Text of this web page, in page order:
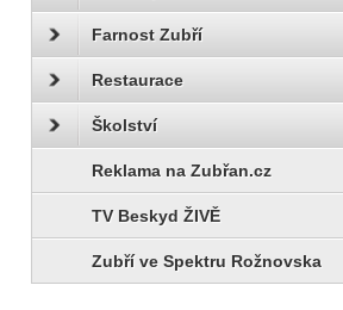
Farnost Zubří
Restaurace
Školství
Reklama na Zubřan.cz
TV Beskyd ŽIVĚ
Zubří ve Spektru Rožnovska